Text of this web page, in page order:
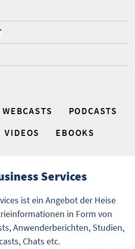
WEBCASTS
PODCASTS
VIDEOS EBOOKS
Services
ist ein Angebot der Heise
in Form von
Anwenderberichten, Studien,
Chats etc.